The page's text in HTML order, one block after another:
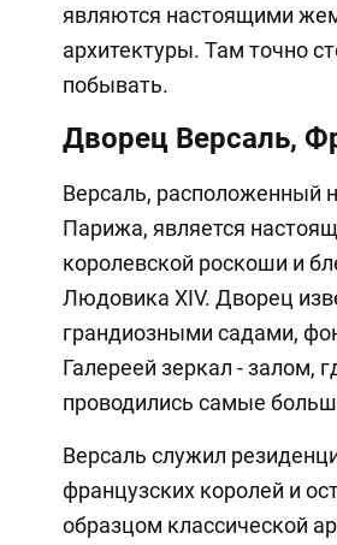
являются настоящими
архитектуры. Там точно
побывать.
Дворец Версаль,
Версаль, расположенный
Парижа, является
королевской роскоши и
Людовика XIV. Дворец
грандиозными садами,
Галереей зеркал - залом,
проводились самые
Версаль служил
французских королей и
образцом классической